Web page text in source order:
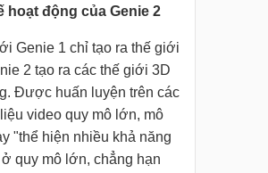
hoạt động của Genie 2
Genie 1 chỉ tạo ra thế giới
2 tạo ra các thế giới 3D
Được huấn luyện trên các
video quy mô lớn, mô
"thể hiện nhiều khả năng
quy mô lớn, chẳng hạn